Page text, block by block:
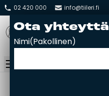
02 420 000 info@tiileri.fi
Ota yh­teyt­tä
Nimi(Pakollinen)